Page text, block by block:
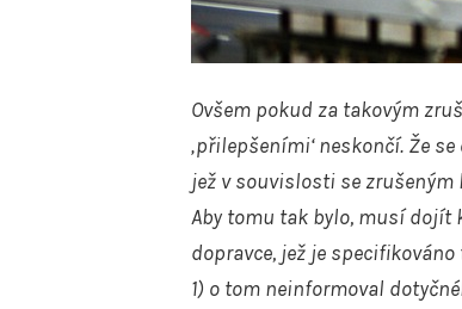
Ovšem pokud za takovým
‚přilepšeními‘ neskončí. Že
jež v souvislosti se zrušeným
Aby tomu tak bylo, musí dojít
dopravce, jež je specifikováno
1) o tom neinformoval